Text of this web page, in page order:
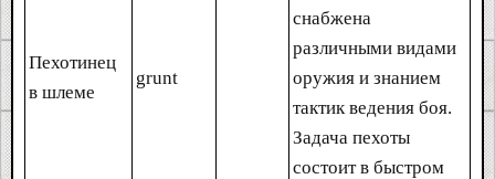
Пехотинец
в шлеме
grunt
снабжена
различными видами
оружия и знанием
тактик ведения боя.
Задача пехоты
состоит в быстром